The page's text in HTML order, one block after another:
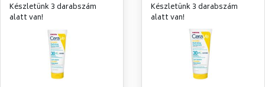
Készletünk 3 darabszám
alatt van!
Készletünk 3 darabszám
alatt van!